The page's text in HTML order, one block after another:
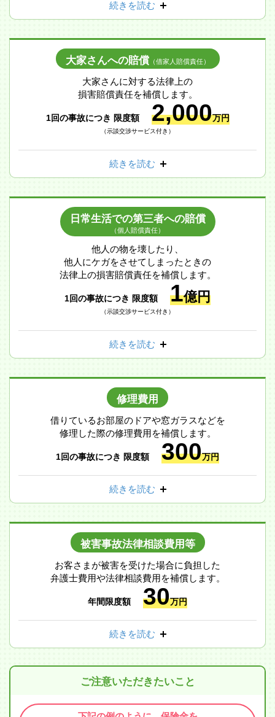
続きを読む
大家さんへの賠償（借家人賠償責任）
大家さんに対する法律上の
損害賠償責任を補償します。
1回の事故につき 限度額 2,000万円
（示談交渉サービス付き）
続きを読む
日常生活での第三者への賠償
（個人賠償責任）
他人の物を壊したり、
他人にケガをさせてしまったときの
法律上の損害賠償責任を補償します。
1回の事故につき 限度額 1億円
（示談交渉サービス付き）
続きを読む
修理費用
借りているお部屋のドアや窓ガラスなどを
修理した際の修理費用を補償します。
1回の事故につき 限度額 300万円
続きを読む
被害事故法律相談費用等
お客さまが被害を受けた場合に負担した
弁護士費用や法律相談費用を補償します。
年間限度額 30万円
続きを読む
ご注意いただきたいこと